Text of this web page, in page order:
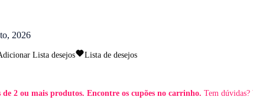
2026
Lista desejos Lista de desejos
2 ou mais produtos. Encontre os cupões no carrinho. Tem